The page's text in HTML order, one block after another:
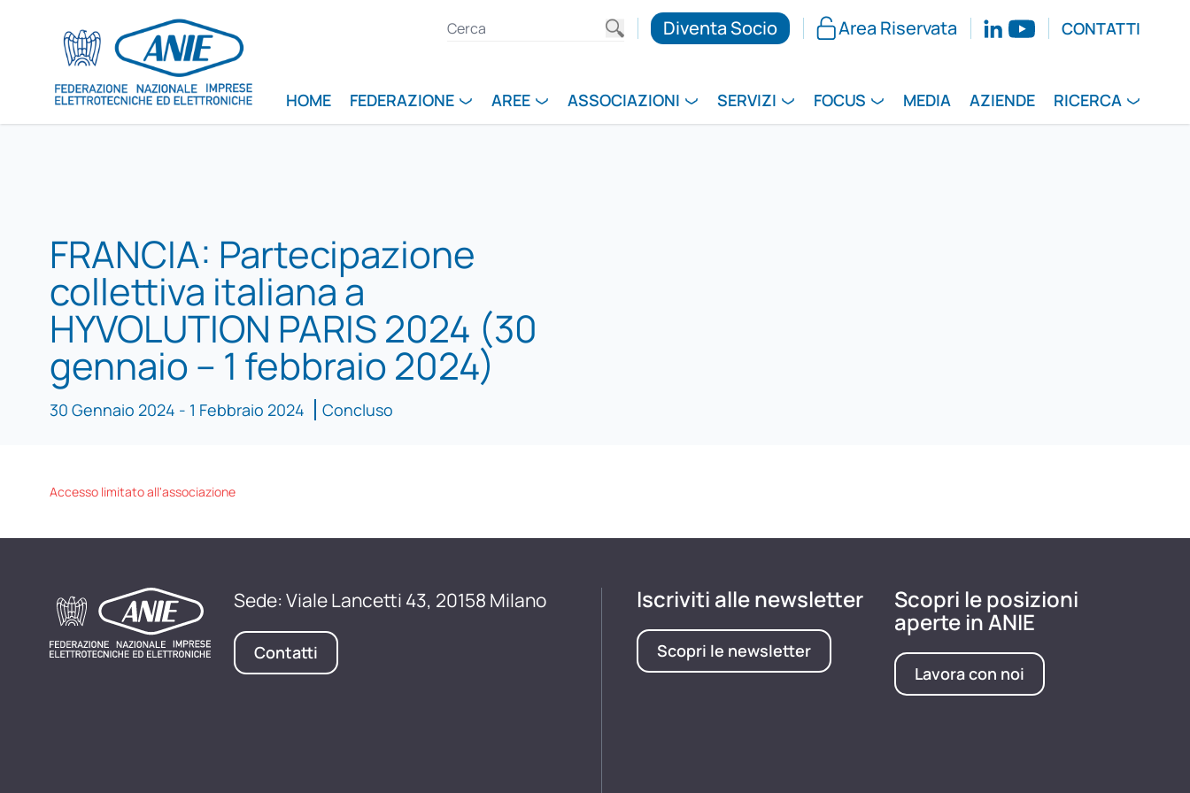
Diventa Socio Area Riservata CONTATTI
HOME FEDERAZIONE AREE ASSOCIAZIONI SERVIZI FOCUS MEDIA AZIENDE RICERCA
FRANCIA: Partecipazione
collettiva italiana a
HYVOLUTION PARIS 2024 (30
gennaio – 1 febbraio 2024)
30 Gennaio 2024 - 1 Febbraio 2024 Concluso
Accesso limitato all'associazione
Sede: Viale Lancetti 43, 20158 Milano
Contatti
Iscriviti alle newsletter
Scopri le newsletter
Scopri le posizioni
aperte in ANIE
Lavora con noi